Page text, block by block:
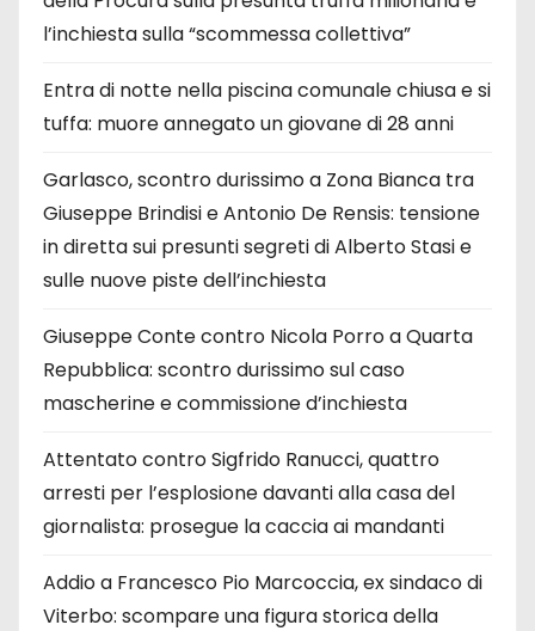
l’inchiesta sulla “scommessa collettiva”
Entra di notte nella piscina comunale chiusa e si
tuffa: muore annegato un giovane di 28 anni
Garlasco, scontro durissimo a Zona Bianca tra
Giuseppe Brindisi e Antonio De Rensis: tensione
in diretta sui presunti segreti di Alberto Stasi e
sulle nuove piste dell’inchiesta
Giuseppe Conte contro Nicola Porro a Quarta
Repubblica: scontro durissimo sul caso
mascherine e commissione d’inchiesta
Attentato contro Sigfrido Ranucci, quattro
arresti per l’esplosione davanti alla casa del
giornalista: prosegue la caccia ai mandanti
Addio a Francesco Pio Marcoccia, ex sindaco di
Viterbo: scompare una figura storica della